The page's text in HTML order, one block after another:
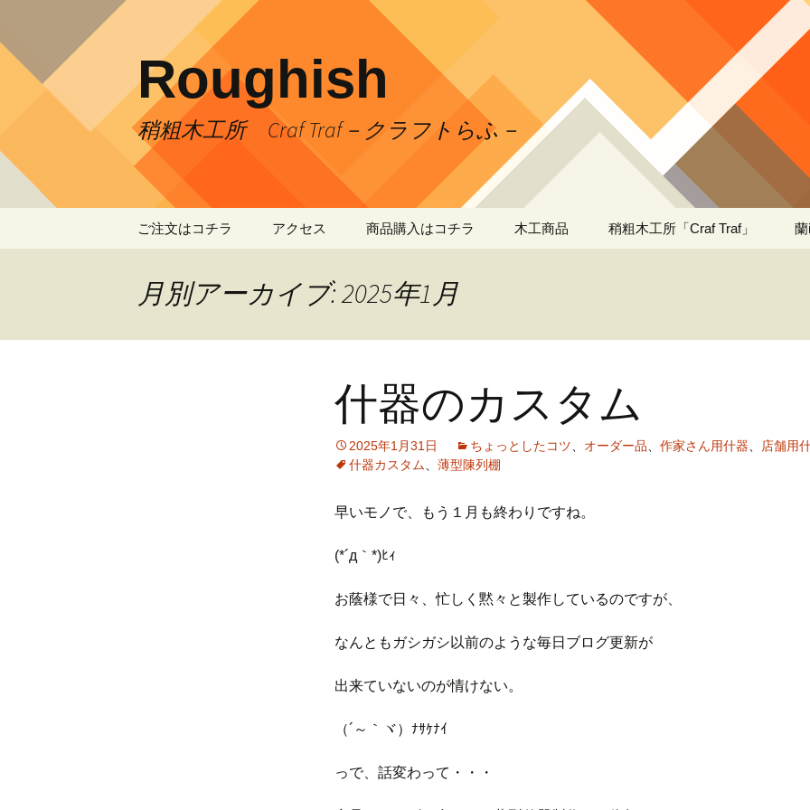
テ
キ
プ
Roughish
稍粗木工所 Craf Traf－クラフトらふ－
ご注文はコチラ
送料について
アクセス 商品購入はコチラ 木工商品
送料・お支払い方法
稍粗木工所「Craf Traf」
月別アーカイブ: 2025年1月
什器のカスタム
2025年1月31日 ちょっとしたコツ オーダー品 作家さん用什器 店舗用
什器カスタム
薄型陳列棚
早いモノで、もう１月も終わりですね。
(*´д｀*)ﾋｨ
お蔭様で日々、忙しく黙々と製作しているのですが、
なんともガシガシ以前のような毎日ブログ更新が
出来ていないのが情けない。
（´～｀ヾ）ﾅｻｹﾅｲ
っで、話変わって・・・